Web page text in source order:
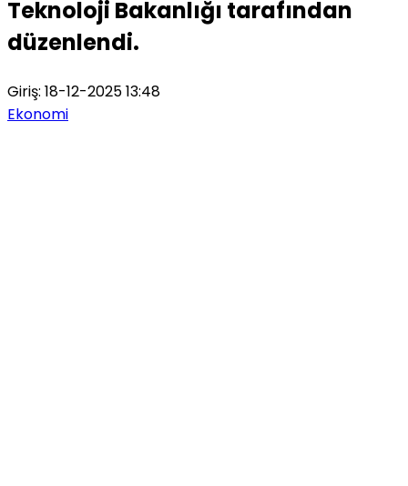
Teknoloji Bakanlığı tarafından
düzenlendi.
Giriş: 18-12-2025 13:48
Ekonomi